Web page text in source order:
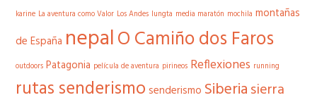
karine La aventura como Valor Los Andes lungta media maratón mochila montañas
de España nepalO Camiño dos Faros
outdoors Patagonia película de aventura pirineos Reflexiones running
rutas senderismo senderismo Siberiasierra